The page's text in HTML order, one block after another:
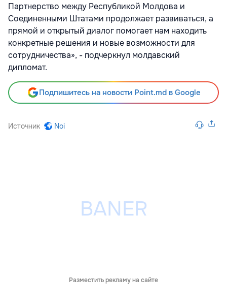
Партнерство между Республикой Молдова и
Соединенными Штатами продолжает развиваться, а
прямой и открытый диалог помогает нам находить
конкретные решения и новые возможности для
сотрудничества», - подчеркнул молдавский
дипломат.
Подпишитесь на новости Point.md в Google
Источник Noi
Разместить рекламу на сайте